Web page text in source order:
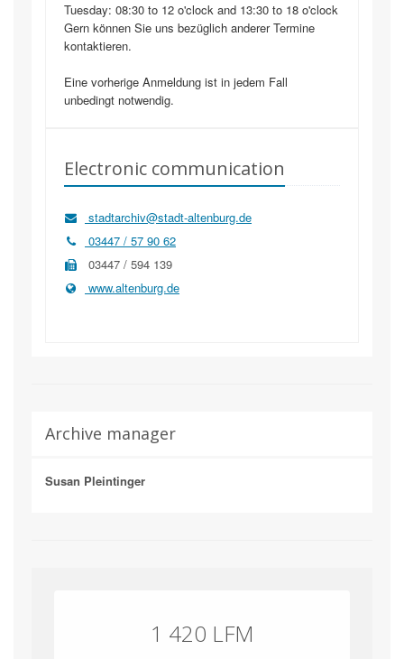
Tuesday: 08:30 to 12 o'clock and 13:30 to 18 o'clock
Gern können Sie uns bezüglich anderer Termine
kontaktieren.
Eine vorherige Anmeldung ist in jedem Fall
unbedingt notwendig.
Electronic communication
stadtarchiv@stadt-altenburg.de
03447 / 57 90 62
03447 / 594 139
www.altenburg.de
Archive manager
Susan Pleintinger
1 420 LFM